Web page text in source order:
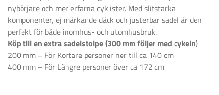
nybörjare och mer erfarna cyklister. Med slitstarka
komponenter, ej märkande däck och justerbar sadel är den
perfekt för både inomhus- och utomhusbruk.
Köp till en extra sadelstolpe (300 mm följer med cykeln)
200 mm – För Kortare personer ner till ca 140 cm
400 mm – För Längre personer över ca 172 cm